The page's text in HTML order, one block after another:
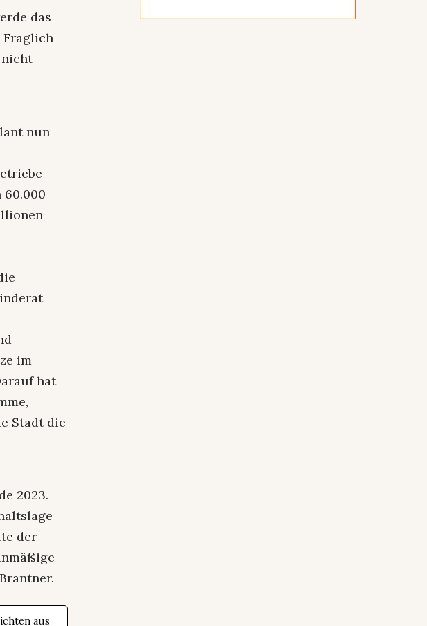
das
Fraglich
nicht
nun
im
hat
Stadt die
2023.
der
aus